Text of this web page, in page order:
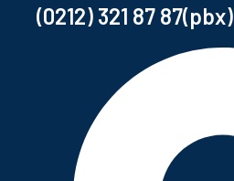
(0212) 321 87 87(pbx)